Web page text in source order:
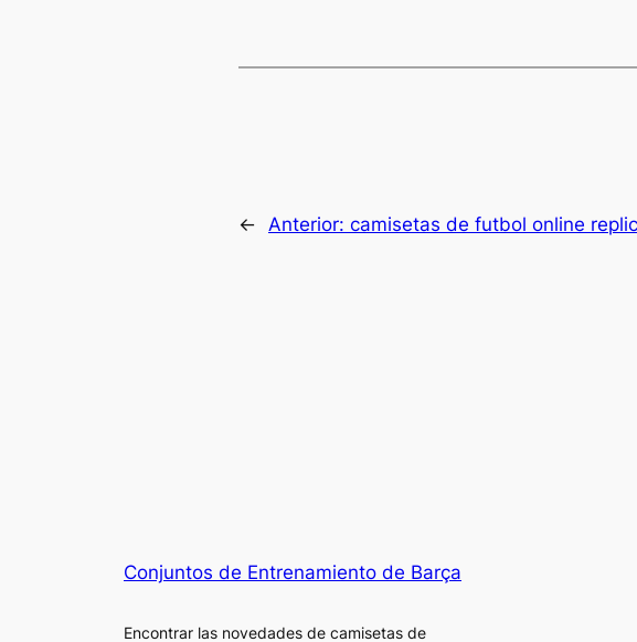
← Anterior: camisetas de futbol online
Conjuntos de Entrenamiento de Barça
Encontrar las novedades de camisetas de